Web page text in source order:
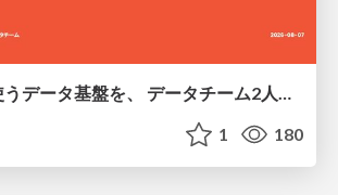
社内の7割が使うデータ基盤を、 データチーム2人で回すためにやったこと
1 180